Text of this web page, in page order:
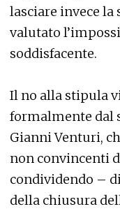
lasciare invece la
valutato
soddisfacente.
Il no alla stipula
formalmente dal
Gianni Venturi,
non convincenti
condividendo –
della chiusura